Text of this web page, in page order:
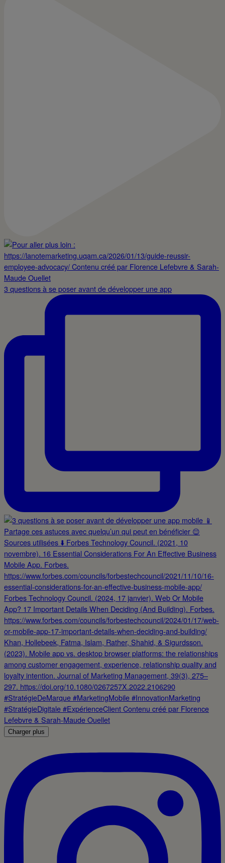
3 questions à se poser avant de développer une app
Charger plus